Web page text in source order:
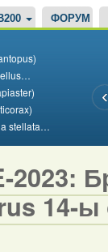
ФОРУМ
stellata…
2023:
14-